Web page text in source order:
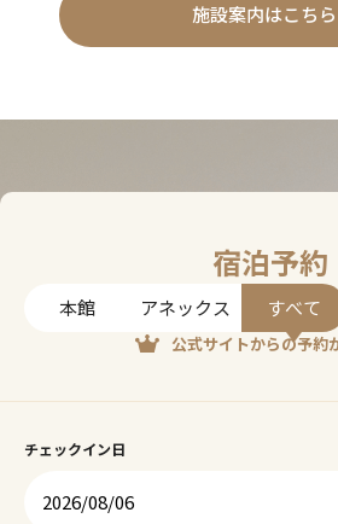
施設案内はこちら
宿泊予約
公式サイトからの予約
本館 アネックス すべて
チェックイン日